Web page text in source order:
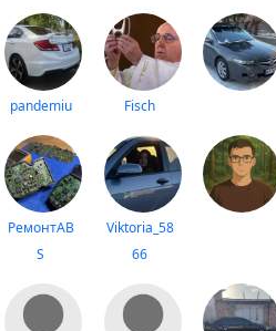
pandemiu Fisch
РемонтAB
S
Viktoria_58
66